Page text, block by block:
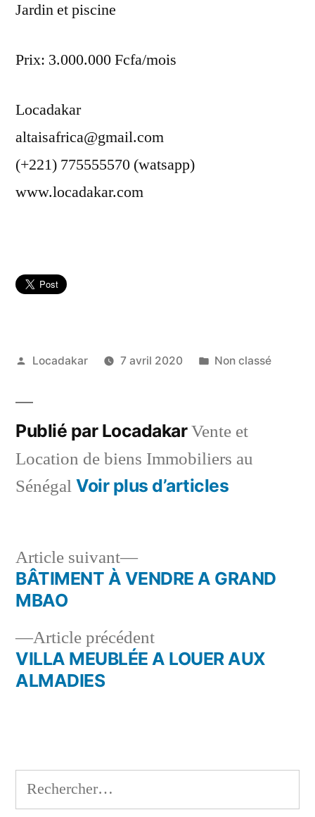
Jardin et piscine
Prix: 3.000.000 Fcfa/mois
Locadakar
altaisafrica@gmail.com
(+221) 775555570 (watsapp)
www.locadakar.com
Publié
Locadakar 7 avril 2020
Publié
Non classé
Publié par LocadakarVente et
Location de biens Immobiliers au
Sénégal Voir plus d’articles
Navigation
l’article
Article précédentArticle
précédent :
VILLA MEUBLÉE A LOUER AUX
ALMADIES
Article suivant
Article
suivant :
BÂTIMENT À VENDRE A GRAND
MBAO
Rechercher :